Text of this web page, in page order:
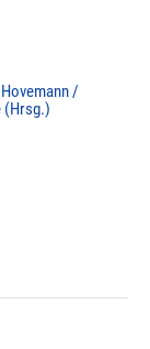
/
(Hrsg.)